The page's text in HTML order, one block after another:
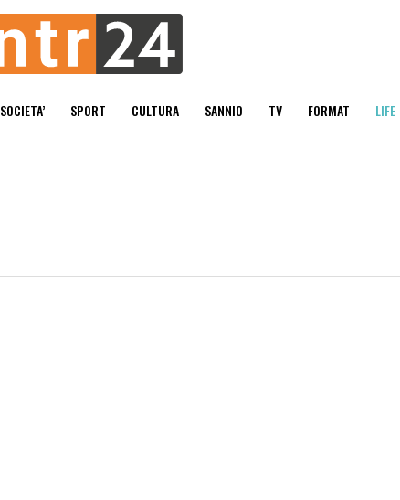
SOCIETA’ SPORT CULTURA SANNIO TV FORMAT LIFE